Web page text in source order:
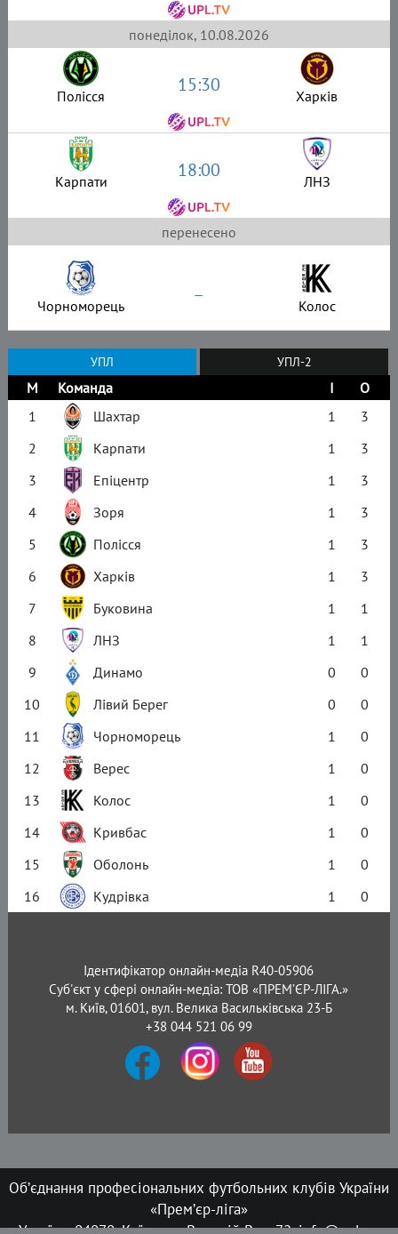
понеділок, 10.08.2026
Полісся 15:30 Харків
Карпати 18:00 ЛНЗ
перенесено
Чорноморець – Колос
УПЛ УПЛ-2
М Команда І
О
1
Шахтар 1
3
2
Карпати 1
3
3
Епіцентр 1
3
4
Зоря 1
3
5
Полісся 1
3
6
Харків 1
3
7
Буковина 1
1
8
ЛНЗ 1
1
9
Динамо 0
0
10
Лівий Берег 0
0
11
Чорноморець 1
0
12
Верес 1
0
13
Колос 1
0
14
Кривбас 1
0
15
Оболонь 1
0
16
Кудрівка 1 0
Ідентифікатор онлайн-медіа R40-05906
Суб'єкт у сфері онлайн-медіа: ТОВ «ПРЕМ’ЄР-ЛІГА.»
м. Київ, 01601, вул. Велика Васильківська 23-Б
+38 044 521 06 99
Об’єднання професіональних футбольних клубів України
«Прем’єр-ліга»